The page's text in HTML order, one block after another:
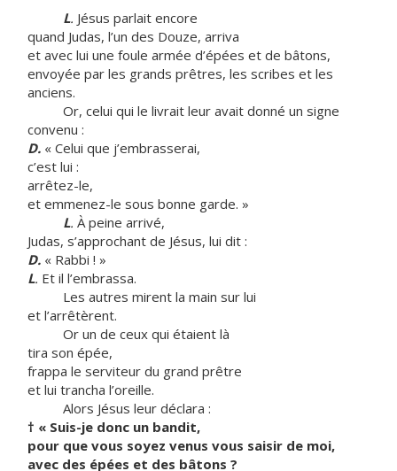
L. Jésus parlait encore
quand Judas, l’un des Douze, arriva
et avec lui une foule armée d’épées et de bâtons,
envoyée par les grands prêtres, les scribes et les
anciens.
Or, celui qui le livrait leur avait donné un signe
convenu :
D. « Celui que j’embrasserai,
c’est lui :
arrêtez-le,
et emmenez-le sous bonne garde. »
L. À peine arrivé,
Judas, s’approchant de Jésus, lui dit :
D. « Rabbi ! »
L. Et il l’embrassa.
Les autres mirent la main sur lui
et l’arrêtèrent.
Or un de ceux qui étaient là
tira son épée,
frappa le serviteur du grand prêtre
et lui trancha l’oreille.
Alors Jésus leur déclara :
† « Suis-je donc un bandit,
pour que vous soyez venus vous saisir de moi,
avec des épées et des bâtons ?